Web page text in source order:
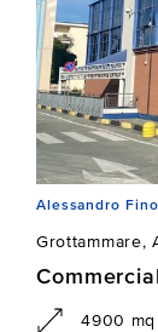
Alessandro
Grottammare,
4900 mq